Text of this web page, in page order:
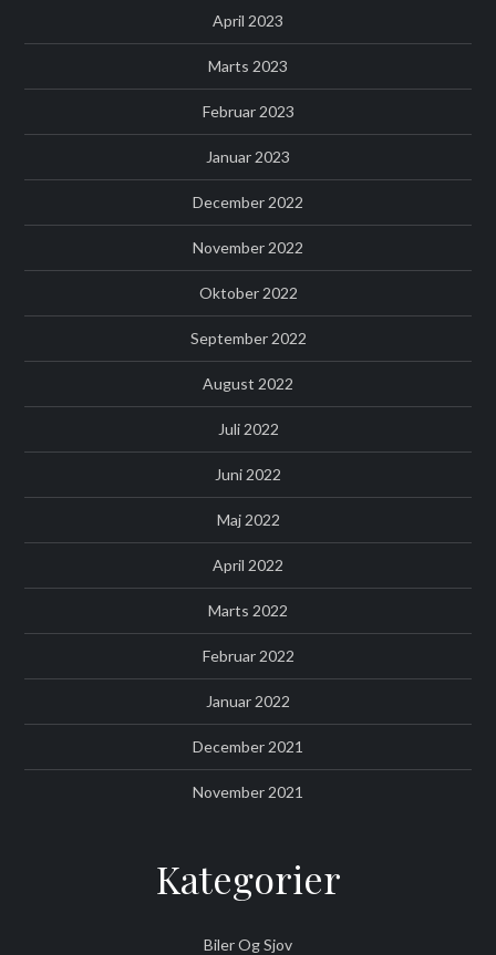
April 2023
Marts 2023
Februar 2023
Januar 2023
December 2022
November 2022
Oktober 2022
September 2022
August 2022
Juli 2022
Juni 2022
Maj 2022
April 2022
Marts 2022
Februar 2022
Januar 2022
December 2021
November 2021
Kategorier
Biler Og Sjov